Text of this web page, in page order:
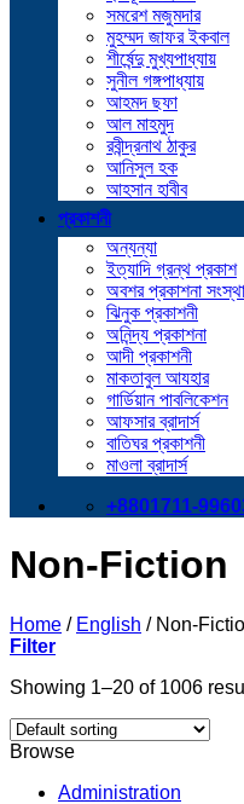
সমরেশ মজুমদার
মুহম্মদ জাফর ইকবাল
শীর্ষেন্দু মুখ্যপাধ্যায়
সুনীল গঙ্গপাধ্যায়
আহমদ ছফা
আল মাহমুদ
রবীন্দ্রনাথ ঠাকুর
আনিসুল হক
আহসান হাবীব
প্রকাশনী
অন্যন্যা
ইত্যাদি গ্রন্থ প্রকাশ
অবশর প্রকাশনা সংস্থা
ঝিনুক প্রকাশনী
অনিন্দ্য প্রকাশনা
আদী প্রকাশনী
মাকতাবুল আযহার
গার্ডিয়ান পাবলিকেশন
আফসার ব্রাদার্স
বাতিঘর প্রকাশনী
মাওলা ব্রাদার্স
+8801711-
Non-Fiction
Home / English /Non-
Filter
Showing 1–20 of 1006
Browse
Administration